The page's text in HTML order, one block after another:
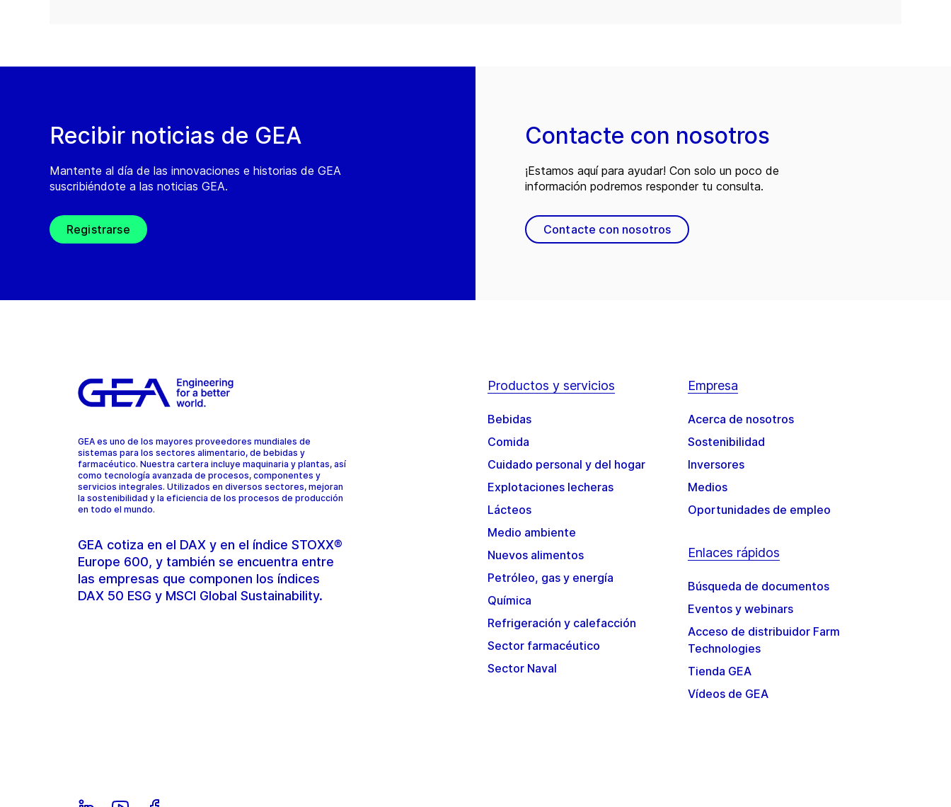
Recibir noticias de GEA
Mantente al día de las innovaciones e historias de GEA
suscribiéndote a las noticias GEA.
Registrarse
Contacte con nosotros
¡Estamos aquí para ayudar! Con solo un poco de
información podremos responder tu consulta.
Contacte con nosotros
GEA es uno de los mayores proveedores mundiales de
sistemas para los sectores alimentario, de bebidas y
farmacéutico. Nuestra cartera incluye maquinaria y plantas, así
como tecnología avanzada de procesos, componentes y
servicios integrales. Utilizados en diversos sectores, mejoran
la sostenibilidad y la eficiencia de los procesos de producción
en todo el mundo.
GEA cotiza en el DAX y en el índice STOXX®
Europe 600, y también se encuentra entre
las empresas que componen los índices
DAX 50 ESG y MSCI Global Sustainability.
Productos y servicios
Bebidas
Comida
Cuidado personal y del hogar
Explotaciones lecheras
Lácteos
Medio ambiente
Nuevos alimentos
Petróleo, gas y energía
Química
Refrigeración y calefacción
Sector farmacéutico
Sector Naval
Empresa
Acerca de nosotros
Sostenibilidad
Inversores
Medios
Oportunidades de empleo
Enlaces rápidos
Búsqueda de documentos
Eventos y webinars
Acceso de distribuidor Farm
Technologies
Tienda GEA
Vídeos de GEA